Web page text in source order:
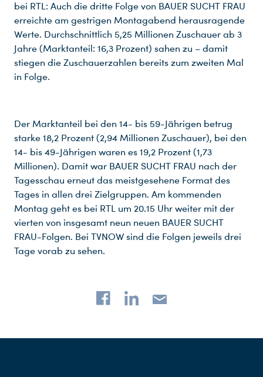
bei RTL: Auch die dritte Folge von BAUER SUCHT FRAU
erreichte am gestrigen Montagabend herausragende
Werte. Durchschnittlich 5,25 Millionen Zuschauer ab 3
Jahre (Marktanteil: 16,3 Prozent) sahen zu – damit
stiegen die Zuschauerzahlen bereits zum zweiten Mal
in Folge.
Der Marktanteil bei den 14- bis 59-Jährigen betrug
starke 18,2 Prozent (2,94 Millionen Zuschauer), bei den
14- bis 49-Jährigen waren es 19,2 Prozent (1,73
Millionen). Damit war BAUER SUCHT FRAU nach der
Tagesschau erneut das meistgesehene Format des
Tages in allen drei Zielgruppen. Am kommenden
Montag geht es bei RTL um 20.15 Uhr weiter mit der
vierten von insgesamt neun neuen BAUER SUCHT
FRAU-Folgen. Bei TVNOW sind die Folgen jeweils drei
Tage vorab zu sehen.